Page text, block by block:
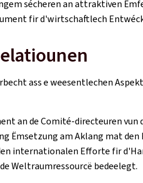
sécheren an attraktiven
fir d'wirtschaftlech
ass e weesentlechen
an de Comité-directeuren vun
Ëmsetzung am Aklang mat
internationalen Efforte fir
Weltraumressourcë bedeelegt.